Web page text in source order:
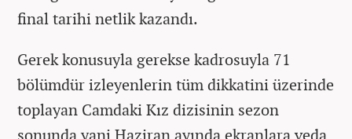
final tarihi netlik kazandı.
Gerek konusuyla gerekse kadrosuyla 71
bölümdür izleyenlerin tüm dikkatini üzerinde
toplayan Camdaki Kız dizisinin sezon
sonunda yani Haziran ayında ekranlara veda